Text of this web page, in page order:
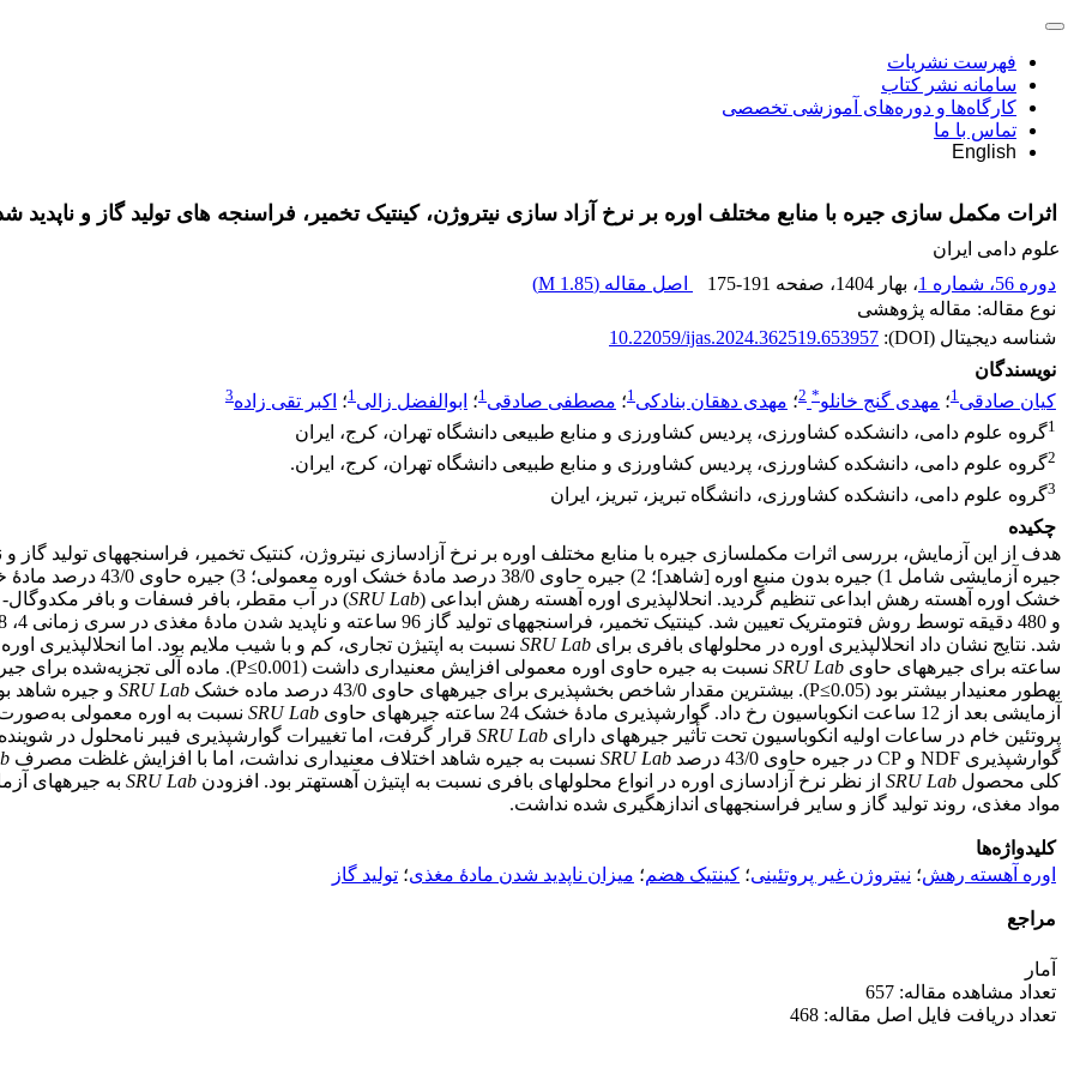
فهرست نشریات
سامانه نشر کتاب
کارگاه‌ها و دوره‌های آموزشی تخصصی
تماس با ما
English
اثرات مکمل سازی جیره با منابع مختلف اوره بر نرخ آزاد سازی نیتروژن، کینتیک تخمیر، فراسنجه های تولید گاز و
علوم دامی ایران
دوره 56، شماره 1
، بهار 1404 ، صفحه 175-191 اصل مقاله (1.85 M
)
نوع مقاله: مقاله پژوهشی
شناسه دیجیتال (DOI):
10.22059/ijas.2024.362519.653957
نویسندگان
کیان صادقی1؛ مهدی گنج خانلو*
2؛ مهدی دهقان بنادکی1؛ مصطفی صادقی1؛ ابوالفضل زالی1؛ اکبر تقی زاده3
1گروه علوم دامی، دانشکده کشاورزی، پردیس کشاورزی و منابع طبیعی دانشگاه تهران، کرج، ایران
2گروه علوم دامی، دانشکده کشاورزی، پردیس کشاورزی و منابع طبیعی دانشگاه تهران، کرج، ایران.
3گروه علوم دامی، دانشکده کشاورزی، دانشگاه تبریز، تبریز، ایران
چکیده
هدف از این آزمایش، بررسی اثرات مکمل­سازی جیره با منابع مختلف اوره بر نرخ آزادسازی نیتروژن، کنتیک تخمیر، فراسنجه­های تولید گاز
خشک اوره آهسته رهش ابداعی تنظیم گردید. انحلال­پذیری اوره آهسته رهش ابداعی (SRU Lab
شد. نتایج نشان داد انحلال­پذیری اوره در محلول­های بافری برای SRU Lab نسبت به اپتی­ژن تجاری، کم و با شیب ملایم بود. اما انحلال­پذیری
ساعته برای جیره­های حاوی SRU Lab نسبت به جیره حاوی اوره معمولی افزایش معنی­داری داشت (P≤0.001). ماده آلی تجزیه‌شده برای جیره شاهد و جیره حاوی
به­طور معنی­دار بیشتر بود (P≤0.05). بیشترین مقدار شاخص بخش­پذیری برای جیره­های حاوی 43/0 درصد ماده خشک
SRU Lab
آزمایشی بعد از 12 ساعت انکوباسیون رخ داد. گوارش­پذیری مادۀ خشک 24 ساعته جیره­های حاوی
SRU Lab
پروتئین خام در ساعات اولیه انکوباسیون تحت تأثیر جیره­های دارای SRU Lab
گوارش­پذیری NDF و CP در جیره حاوی 43/0 درصد
SRU Lab نسبت به جیره شاهد اختلاف معنی­داری نداشت، اما با افزایش غلظت مصرف
کلی محصول SRU Lab از نظر نرخ آزادسازی اوره در انواع محلول­های بافری نسبت به اپتی­ژن آهسته­تر بود. افزودن SRU Lab به جیره­های
مواد مغذی، روند تولید گاز و سایر فراسنجه­های اندازه­گیری شده نداشت.
کلیدواژه‌ها
اوره آهسته رهش؛ نیتروژن غیر پروتئینی؛ کینتیک هضم؛ میزان ناپدید شدن مادۀ مغذی؛ تولید گاز
مراجع
آمار
تعداد مشاهده مقاله: 657
تعداد دریافت فایل اصل مقاله: 468